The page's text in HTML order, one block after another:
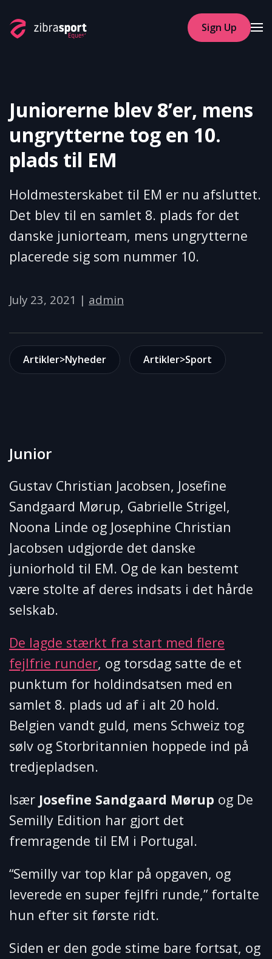
Skip to main content
Sign Up
Juniorerne blev 8’er, mens
ungrytterne tog en 10.
plads til EM
Holdmesterskabet til EM er nu afsluttet.
Det blev til en samlet 8. plads for det
danske juniorteam, mens ungrytterne
placerede sig som nummer 10.
July 23, 2021 | admin
Artikler>Nyheder Artikler>Sport
Junior
Gustav Christian Jacobsen, Josefine
Sandgaard Mørup, Gabrielle Strigel,
Noona Linde og Josephine Christian
Jacobsen udgjorde det danske
juniorhold til EM. Og de kan bestemt
være stolte af deres indsats i det hårde
selskab.
De lagde stærkt fra start med flere
fejlfrie runder, og torsdag satte de et
punktum for holdindsatsen med en
samlet 8. plads ud af i alt 20 hold.
Belgien vandt guld, mens Schweiz tog
sølv og Storbritannien hoppede ind på
tredjepladsen.
Især Josefine Sandgaard Mørup og De
Semilly Edition har gjort det
fremragende til EM i Portugal.
“Semilly var top klar på opgaven, og
leverede en super fejlfri runde,” fortalte
hun efter sit første ridt.
Siden er den gode stime bare fortsat, og